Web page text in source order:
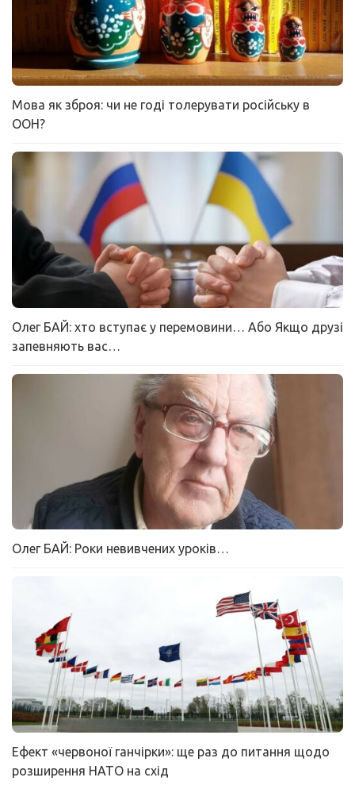
Мова як зброя: чи не годі толерувати російську в
ООН?
Олег БАЙ: хто вступає у перемовини… Або Якщо друзі
запевняють вас…
Олег БАЙ: Роки невивчених уроків…
Ефект «червоної ганчірки»: ще раз до питання щодо
розширення НАТО на схід